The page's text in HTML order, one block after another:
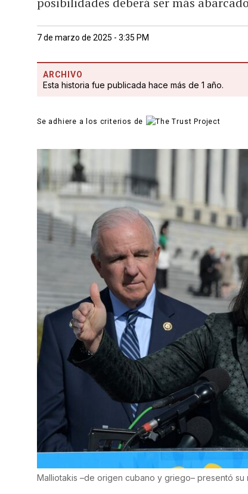
7 de marzo de 2025 - 3:35 PM
ARCHIVO
Esta historia fue publicada hace más de 1 año.
Se adhiere a los criterios de
Malliotakis –de origen cubano y griego– presentó